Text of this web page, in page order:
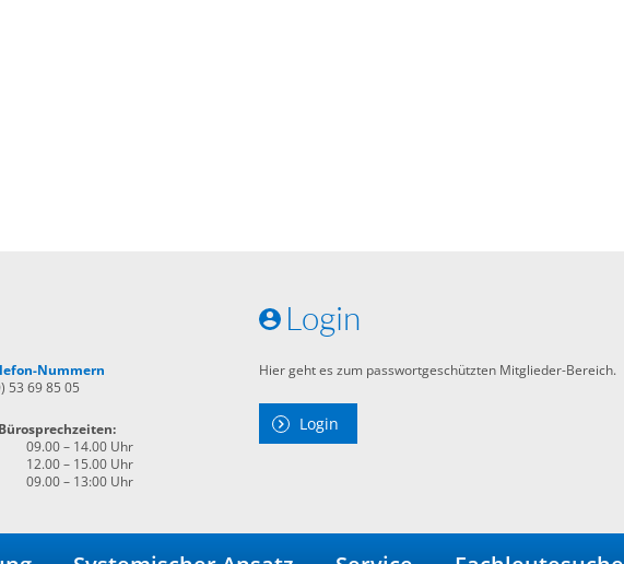
Nummern
53 69 85 05
09.00 – 14.00 Uhr
12.00 – 15.00 Uhr
09.00 – 13:00 Uhr
Login
Hier geht es zum passwortgeschützten Mitglieder-Bereich.
Login